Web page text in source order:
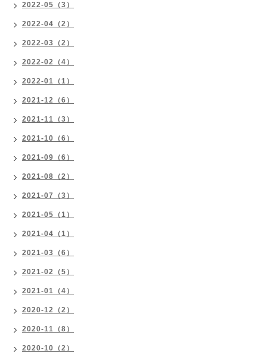
2022-05（3）
2022-04（2）
2022-03（2）
2022-02（4）
2022-01（1）
2021-12（6）
2021-11（3）
2021-10（6）
2021-09（6）
2021-08（2）
2021-07（3）
2021-05（1）
2021-04（1）
2021-03（6）
2021-02（5）
2021-01（4）
2020-12（2）
2020-11（8）
2020-10（2）